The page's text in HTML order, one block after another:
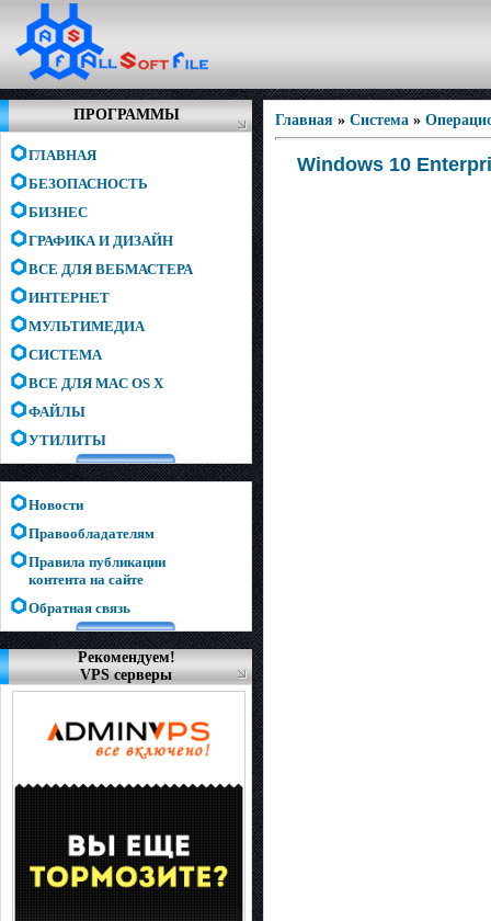
ПРОГРАММЫ
ГЛАВНАЯ
БЕЗОПАСНОСТЬ
БИЗНЕС
ГРАФИКА И ДИЗАЙН
ВСЕ ДЛЯ ВЕБМАСТЕРА
ИНТЕРНЕТ
МУЛЬТИМЕДИА
СИСТЕМА
ВСЕ ДЛЯ MAC OS X
ФАЙЛЫ
УТИЛИТЫ
Новости
Правообладателям
Правила публикации
контента на сайте
Обратная связь
Рекомендуем!
VPS серверы
Главная » Система »
Windows 10